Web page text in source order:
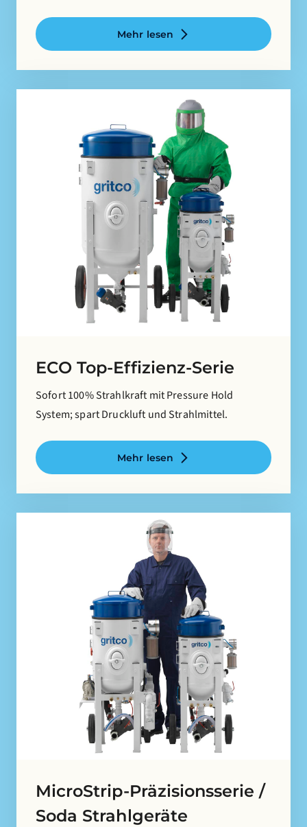
Mehr lesen
ECO Top-Effizienz-Serie
Sofort 100% Strahlkraft mit Pressure Hold
System; spart Druckluft und Strahlmittel.
Mehr lesen
MicroStrip-Präzisionsserie /
Soda Strahlgeräte